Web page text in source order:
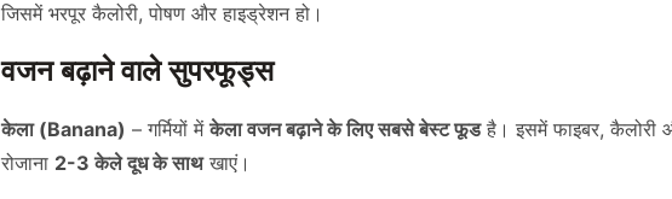
जिसमें भरपूर कैलोरी, पोषण और हाइड्रेशन हो।
वजन बढ़ाने वाले सुपरफूड्स
केला (Banana) – गर्मियों मेंकेला वजन बढ़ाने के लिए सबसे बेस्ट फूडहै। इसमें फाइबर, कैलोरी
रोजाना 2-3 केले दूध के साथखाएं।